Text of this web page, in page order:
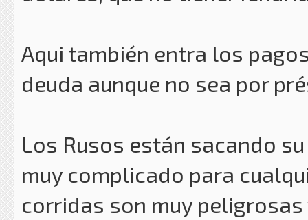
Aqui también entra los
deuda aunque no sea por
Los Rusos están sacando
muy complicado para
corridas son muy